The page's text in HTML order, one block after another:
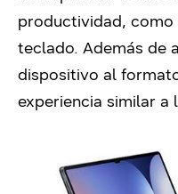
productividad, como
teclado. Además de
dispositivo al
experiencia similar a